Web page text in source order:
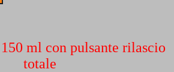
ml con pulsante rilascio
totale